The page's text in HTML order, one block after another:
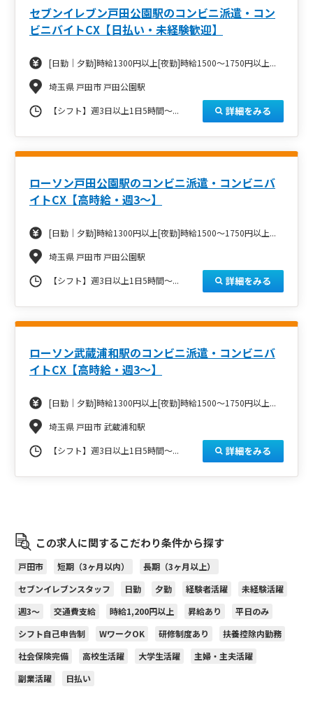
セブンイレブン戸田公園駅のコンビニ派遣・コン
ビニバイトCX【日払い・未経験歓迎】
[日勤｜夕勤]時給1300円以上[夜勤]時給1500～1750円以上...
埼玉県 戸田市 戸田公園駅
【シフト】週3日以上1日5時間～... 詳細をみる
ローソン戸田公園駅のコンビニ派遣・コンビニバ
イトCX【高時給・週3～】
[日勤｜夕勤]時給1300円以上[夜勤]時給1500～1750円以上...
埼玉県 戸田市 戸田公園駅
【シフト】週3日以上1日5時間～... 詳細をみる
ローソン武蔵浦和駅のコンビニ派遣・コンビニバ
イトCX【高時給・週3～】
[日勤｜夕勤]時給1300円以上[夜勤]時給1500～1750円以上...
埼玉県 戸田市 武蔵浦和駅
【シフト】週3日以上1日5時間～... 詳細をみる
この求人に関するこだわり条件から探す
戸田市 短期（3ヶ月以内）
長期（3ヶ月以上）
セブンイレブンスタッフ
日勤 夕勤 経験者活躍
未経験活躍
週3～
交通費支給 時給1,200円以上 昇給あり
平日のみ
シフト自己申告制
WワークOK 研修制度あり
扶養控除内勤務
社会保険完備
高校生活躍 大学生活躍
主婦・主夫活躍
副業活躍
日払い